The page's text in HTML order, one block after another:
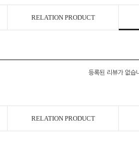
RELATION PRODUCT
등록된 리뷰가 없습
RELATION PRODUCT